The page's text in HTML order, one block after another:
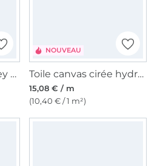
Tissu bord-côte jersey tubulaire côtelé, jaune
NOUVEAU
Toile canvas cirée hydrofuge, ocre
15,08 € / m
(10,40 € / 1 m²)